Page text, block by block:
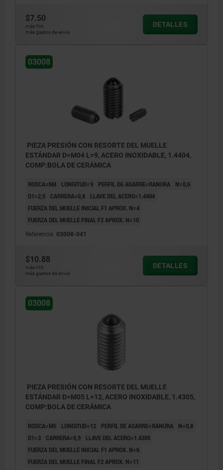
$7.50
más IVA.
más gastos de envío
DETALLES
03008
PIEZA PRESIÓN CON RESORTE DEL MUELLE
ESTÁNDAR D=M04 L=9, ACERO INOXIDABLE, 1.4404,
COMP:BOLA DE CERÁMICA
ROSCA=M4 LONGITUD=9 PERFIL DE AGARRE=RANURA
N=0,6
D1=2,5
CARRERA=0,8
LLAVE DEL ACERO=1.4404
FUERZA DEL MUELLE INICIAL F1 APROX. N=4
FUERZA DEL MUELLE FINAL F2 APROX. N=10
Referencia: 03008-041
$10.88
más IVA.
más gastos de envío
DETALLES
03008
PIEZA PRESIÓN CON RESORTE DEL MUELLE
ESTÁNDAR D=M05 L=12, ACERO INOXIDABLE, 1.4305,
COMP:BOLA DE CERÁMICA
ROSCA=M5 LONGITUD=12 PERFIL DE AGARRE=RANURA
N=0,8
D1=3
CARRERA=0,9
LLAVE DEL ACERO=1.4305
FUERZA DEL MUELLE INICIAL F1 APROX. N=6
FUERZA DEL MUELLE FINAL F2 APROX. N=11